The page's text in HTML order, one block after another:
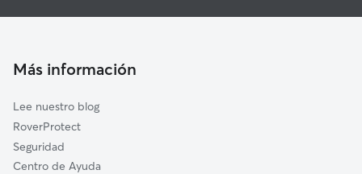
Júzcar
Cartajima
Pujerra
Benarrabá
Genalguacil
Cuidadores a domicilio en Atajate
Más información
Lee nuestro blog
RoverProtect
Seguridad
Centro de Ayuda